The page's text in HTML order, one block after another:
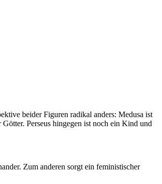
beider Figuren radikal anders: Medusa ist
Perseus hingegen ist noch ein Kind und
Zum anderen sorgt ein feministischer